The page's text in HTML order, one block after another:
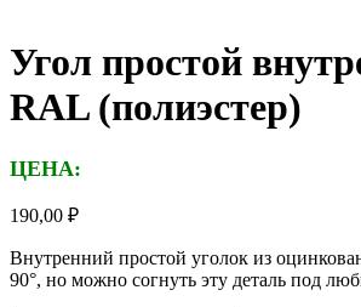
Угол простой
RAL (полиэстер)
ЦЕНА:
190,00 ₽
Внутренний простой уголок из
90°, но можно согнуть эту деталь под